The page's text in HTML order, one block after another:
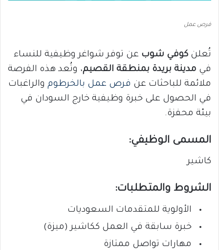
فرص عمل
تُعلن كوفي شوب عن توفر شواغر وظيفية للنساء
في مدينة بريدة بمنطقة القصيم، وتُعد هذه الفرصة
ملائمة للباحثات عن فرص عمل بالخرطوم والراغبات
في الحصول على خبرة وظيفية خارج السودان في
بيئة محفزة.
المسمى الوظيفي:
كاشير
الشروط والمتطلبات:
الأولوية للمتقدمات السعوديات
خبرة سابقة في العمل ككاشير (ميزة)
مهارات تواصل ممتازة